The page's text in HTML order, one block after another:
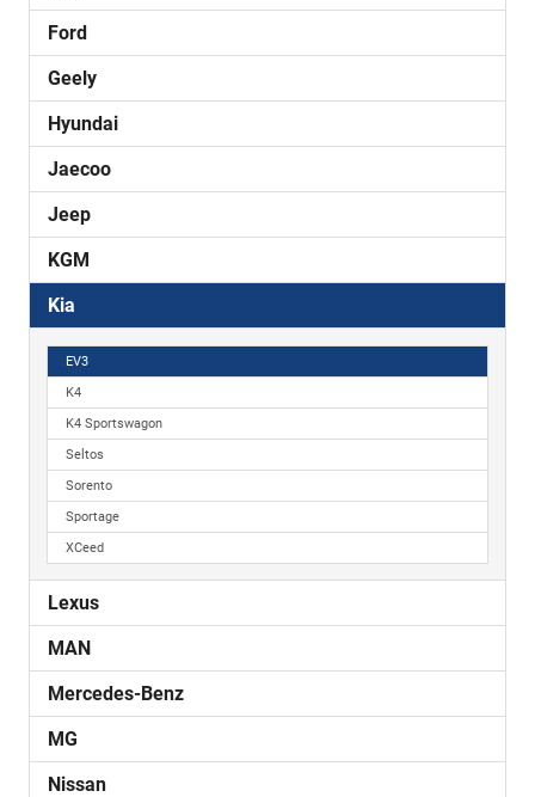
Ford
Geely
Hyundai
Jaecoo
Jeep
KGM
Kia
EV3
K4
K4 Sportswagon
Seltos
Sorento
Sportage
XCeed
Lexus
MAN
Mercedes-Benz
MG
Nissan